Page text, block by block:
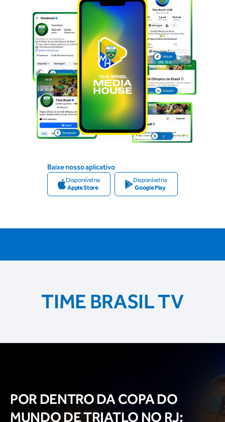
Baixe nosso aplicativo
Disponível na
Apple Store
Disponível na
Google Play
TIME BRASIL TV
POR DENTRO DA COPA DO
MUNDO DE TRIATLO NO RJ: